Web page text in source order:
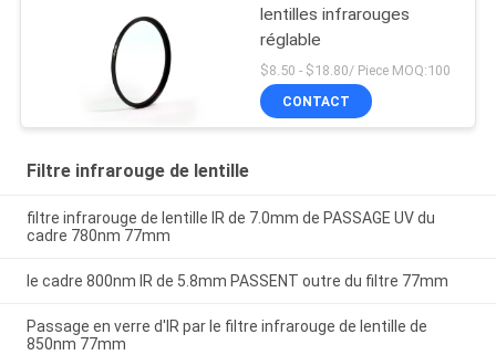
lentilles infrarouges
réglable
$8.50 - $18.80/ Piece MOQ:100
CONTACT
Filtre infrarouge de lentille
filtre infrarouge de lentille IR de 7.0mm de PASSAGE UV du
cadre 780nm 77mm
le cadre 800nm IR de 5.8mm PASSENT outre du filtre 77mm
Passage en verre d'IR par le filtre infrarouge de lentille de
850nm 77mm